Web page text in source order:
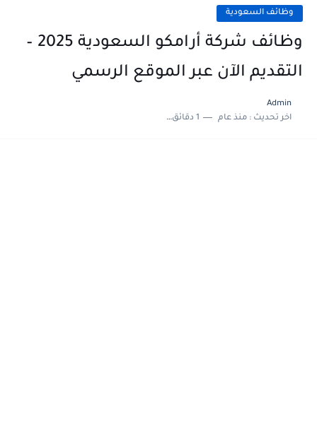
وظائف السعودية
وظائف شركة أرامكو السعودية 2025 –
التقديم الآن عبر الموقع الرسمي
Admin
اخر تحديث :منذ عام 1 دقائق للقراءة